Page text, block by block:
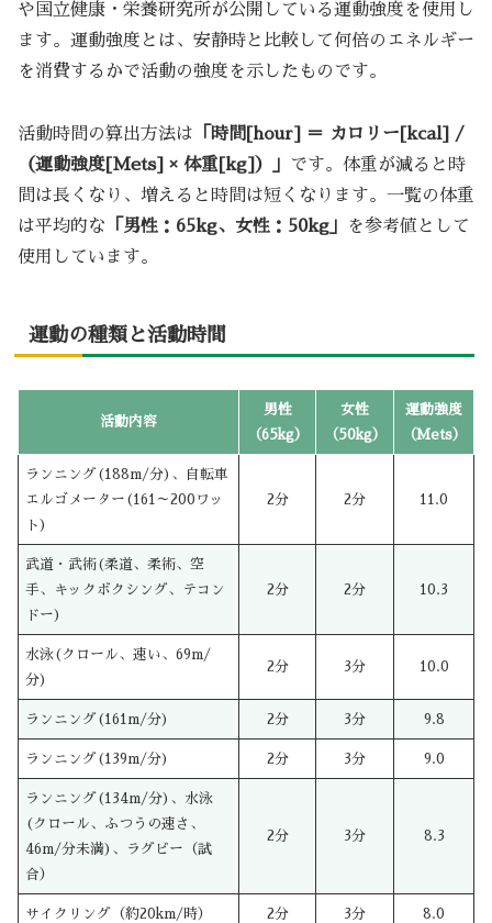
や国立健康・栄養研究所が公開している運動強度を使用し
ます。運動強度とは、安静時と比較して何倍のエネルギー
を消費するかで活動の強度を示したものです。
活動時間の算出方法は 「時間[hour] ＝ カロリー[kcal] /
（運動強度[Mets] × 体重[kg]）」 です。体重が減ると時
間は長くなり、増えると時間は短くなります。一覧の体重
は平均的な 「男性：65kg、女性：50kg」
を参考値として
使用しています。
運動の種類と活動時間
活動内容
男性
（65kg）
女性
（50kg）
運動強度
（Mets）
ランニング(188m/分)、自転車
エルゴメーター(161～200ワッ
ト)
2分 2分 11.0
武道・武術(柔道、柔術、空
手、キックボクシング、テコン
ドー)
2分 2分 10.3
水泳(クロール、速い、69m/
分)
2分 3分 10.0
ランニング(161m/分) 2分 3分 9.8
ランニング(139m/分) 2分 3分 9.0
ランニング(134m/分)、水泳
(クロール、ふつうの速さ、
46m/分未満)、ラグビー（試
合）
2分 3分 8.3
サイクリング（約20km/時） 2分 3分 8.0